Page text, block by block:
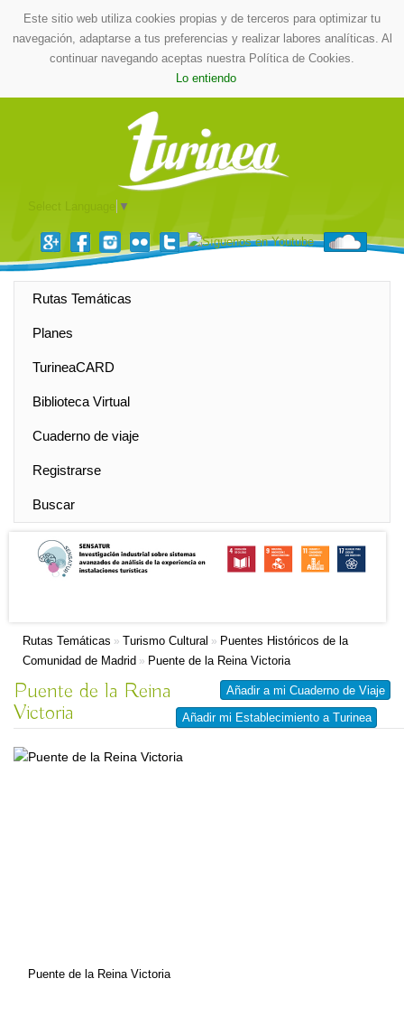
Este sitio web utiliza cookies propias y de terceros para optimizar tu
navegación, adaptarse a tus preferencias y realizar labores analíticas. Al
continuar navegando aceptas nuestra Política de Cookies.
Lo entiendo
▼
Rutas Temáticas
Planes
TurineaCARD
Biblioteca Virtual
Cuaderno de viaje
Registrarse
Buscar
Rutas Temáticas » Turismo Cultural » Puentes Históricos de la
Comunidad de Madrid » Puente de la Reina Victoria
Añadir a mi Cuaderno de Viaje
Añadir mi Establecimiento a Turinea
Puente de la Reina
Victoria
Puente de la Reina Victoria